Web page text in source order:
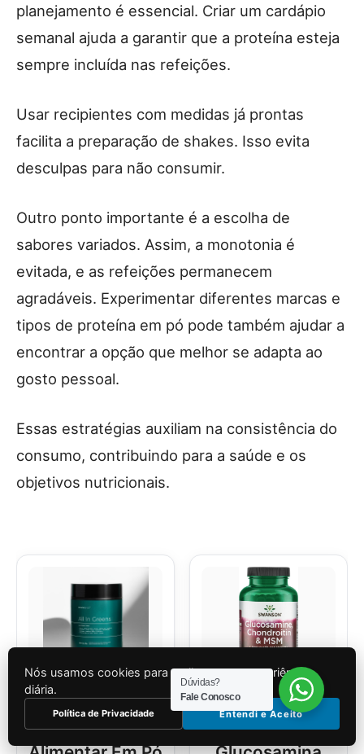
planejamento é essencial. Criar um cardápio
semanal ajuda a garantir que a proteína esteja
sempre incluída nas refeições.
Usar recipientes com medidas já prontas
facilita a preparação de shakes. Isso evita
desculpas para não consumir.
Outro ponto importante é a escolha de
sabores variados. Assim, a monotonia é
evitada, e as refeições permanecem
agradáveis. Experimentar diferentes marcas e
tipos de proteína em pó pode também ajudar a
encontrar a opção que melhor se adapta ao
gosto pessoal.
Essas estratégias auxiliam na consistência do
consumo, contribuindo para a saúde e os
objetivos nutricionais.
Suplemento
Suplemento
Dúvidas?
Fale Conosco
Nós usamos cookies para melhorar sua experiência
diária.
Política de Privacidade Entendi e Aceito